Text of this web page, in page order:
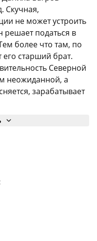
Скучная,
не может устроить
решает податься в
более что там, по
его старший брат.
Северной
неожиданной, а
зарабатывает